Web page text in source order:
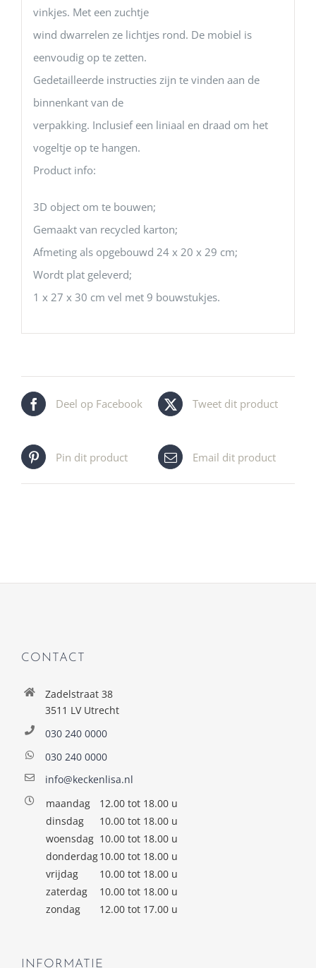
vinkjes. Met een zuchtje
wind dwarrelen ze lichtjes rond. De mobiel is
eenvoudig op te zetten.
Gedetailleerde instructies zijn te vinden aan de
binnenkant van de
verpakking. Inclusief een liniaal en draad om het
vogeltje op te hangen.
Product info:
3D object om te bouwen;
Gemaakt van recycled karton;
Afmeting als opgebouwd 24 x 20 x 29 cm;
Wordt plat geleverd;
1 x 27 x 30 cm vel met 9 bouwstukjes.
Deel op Facebook Tweet dit product
Pin dit product Email dit product
CONTACT
Zadelstraat 38
3511 LV Utrecht
030 240 0000
030 240 0000
info@keckenlisa.nl
maandag
12.00 tot 18.00 u
dinsdag
10.00 tot 18.00 u
woensdag 10.00 tot 18.00 u
donderdag10.00 tot 18.00 u
vrijdag
10.00 tot 18.00 u
zaterdag
10.00 tot 18.00 u
zondag
12.00 tot 17.00 u
INFORMATIE